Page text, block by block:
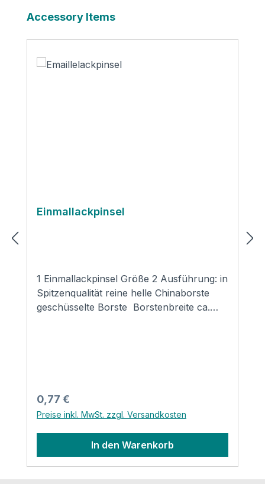
Produktgalerie überspringen
Accessory Items
Einmallackpinsel
1 Einmallackpinsel Größe 2 Ausführung: in
Spitzenqualität reine helle Chinaborste
geschüsselte Borste Borstenbreite ca.
Regulärer Preis:
0,77 €
Preise inkl. MwSt. zzgl. Versandkosten
In den Warenkorb